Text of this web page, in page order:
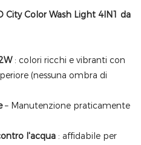
City Color Wash Light 4IN1 da
: colori ricchi e vibranti con
(nessuna ombra di
– Manutenzione praticamente
l'acqua: affidabile per